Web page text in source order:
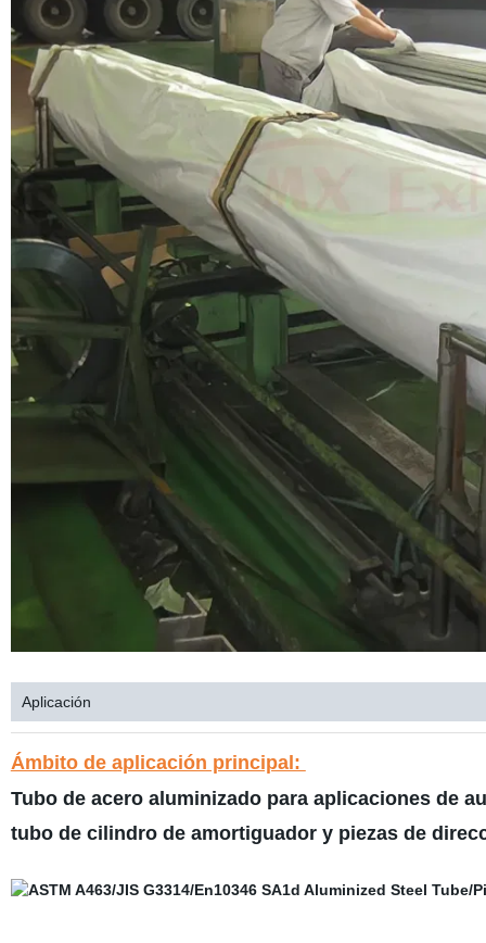
Aplicación
Ámbito de aplicación principal:
Tubo de acero aluminizado para aplicaciones de
tubo de cilindro de amortiguador y piezas de